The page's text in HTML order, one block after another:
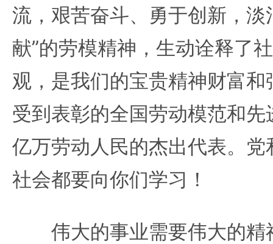
流，艰苦奋斗、勇于创新，
献”的劳模精神，生动诠释了
观，是我们的宝贵精神财富
受到表彰的全国劳动模范和
亿万劳动人民的杰出代表。
社会都要向你们学习！
伟大的事业需要伟大的精